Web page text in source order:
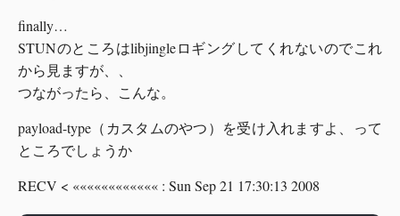
finally…
STUNのところはlibjingleロギングしてくれないのでこれ
から見ますが、、
つながったら、こんな。
payload-type（カスタムのやつ）を受け入れますよ、って
ところでしょうか
RECV < «««««««««««« : Sun Sep 21 17:30:13 2008